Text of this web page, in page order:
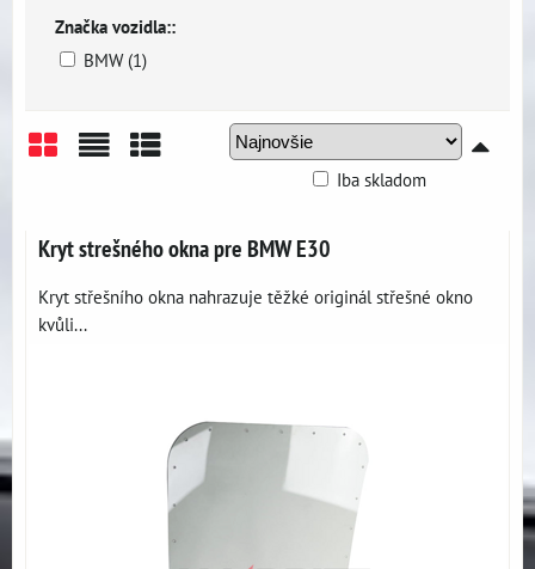
Značka vozidla::
BMW (1)
Iba skladom
Kryt strešného okna pre BMW E30
Kryt střešního okna nahrazuje těžké originál střešné okno
kvůli...